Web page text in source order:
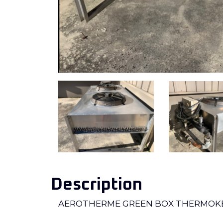
Description
AEROTHERME GREEN BOX